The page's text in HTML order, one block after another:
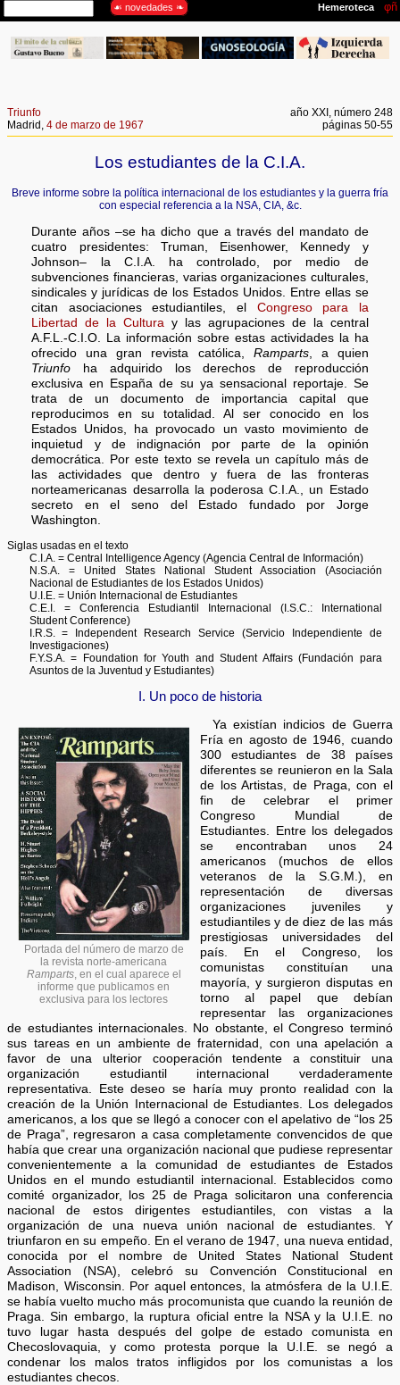
Triunfo
Madrid,4 de marzo de 1967
año XXI, número 248
páginas 50-55
Los estudiantes de la C.I.A.
Breve informe sobre la política internacional de los estudiantes y la guerra fría
con especial referencia a la NSA, CIA, &c.
Durante años –se ha dicho que a través del mandato de
cuatro presidentes: Truman, Eisenhower, Kennedy y
Johnson– la C.I.A. ha controlado, por medio de
subvenciones financieras, varias organizaciones culturales,
sindicales y jurídicas de los Estados Unidos. Entre ellas se
citan asociaciones estudiantiles, el Congreso para la
Libertad de la Cultura y las agrupaciones de la central
A.F.L.-C.I.O. La información sobre estas actividades la ha
ofrecido una gran revista católica, Ramparts, a quien
Triunfo ha adquirido los derechos de reproducción
exclusiva en España de su ya sensacional reportaje. Se
trata de un documento de importancia capital que
reproducimos en su totalidad. Al ser conocido en los
Estados Unidos, ha provocado un vasto movimiento de
inquietud y de indignación por parte de la opinión
democrática. Por este texto se revela un capítulo más de
las actividades que dentro y fuera de las fronteras
norteamericanas desarrolla la poderosa C.I.A., un Estado
secreto en el seno del Estado fundado por Jorge
Washington.
Siglas usadas en el texto
C.I.A. = Central Intelligence Agency (Agencia Central de Información)
N.S.A. = United States National Student Association (Asociación
Nacional de Estudiantes de los Estados Unidos)
U.I.E. = Unión Internacional de Estudiantes
C.E.I. = Conferencia Estudiantil Internacional (I.S.C.: International
Student Conference)
I.R.S. = Independent Research Service (Servicio Independiente de
Investigaciones)
F.Y.S.A. = Foundation for Youth and Student Affairs (Fundación para
Asuntos de la Juventud y Estudiantes)
I. Un poco de historia
Portada del número de marzo de
la revista norte-americana
Ramparts, en el cual aparece el
informe que publicamos en
exclusiva para los lectores
Ya existían indicios de Guerra
Fría en agosto de 1946, cuando
300 estudiantes de 38 países
diferentes se reunieron en la Sala
de los Artistas, de Praga, con el
fin de celebrar el primer
Congreso Mundial de
Estudiantes. Entre los delegados
se encontraban unos 24
americanos (muchos de ellos
veteranos de la S.G.M.), en
representación de diversas
organizaciones juveniles y
estudiantiles y de diez de las más
prestigiosas universidades del
país. En el Congreso, los
comunistas constituían una
mayoría, y surgieron disputas en
torno al papel que debían
representar las organizaciones
de estudiantes internacionales. No obstante, el Congreso terminó
sus tareas en un ambiente de fraternidad, con una apelación a
favor de una ulterior cooperación tendente a constituir una
organización estudiantil internacional verdaderamente
representativa. Este deseo se haría muy pronto realidad con la
creación de la Unión Internacional de Estudiantes. Los delegados
americanos, a los que se llegó a conocer con el apelativo de “los 25
de Praga”, regresaron a casa completamente convencidos de que
había que crear una organización nacional que pudiese representar
convenientemente a la comunidad de estudiantes de Estados
Unidos en el mundo estudiantil internacional. Establecidos como
comité organizador, los 25 de Praga solicitaron una conferencia
nacional de estos dirigentes estudiantiles, con vistas a la
organización de una nueva unión nacional de estudiantes. Y
triunfaron en su empeño. En el verano de 1947, una nueva entidad,
conocida por el nombre de United States National Student
Association (NSA), celebró su Convención Constitucional en
Madison, Wisconsin. Por aquel entonces, la atmósfera de la U.I.E.
se había vuelto mucho más procomunista que cuando la reunión de
Praga. Sin embargo, la ruptura oficial entre la NSA y la U.I.E. no
tuvo lugar hasta después del golpe de estado comunista en
Checoslovaquia, y como protesta porque la U.I.E. se negó a
condenar los malos tratos infligidos por los comunistas a los
estudiantes checos.